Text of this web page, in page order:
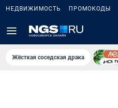
НЕДВИЖИМОСТЬ ПРОМОКОДЫ
Жёсткая соседская драка